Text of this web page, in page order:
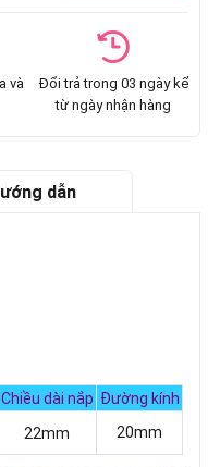
và
Đổi trả trong 03 ngày kể
từ ngày nhận hàng
dẫn
Chiều dài nắp Đường kính
22mm 20mm